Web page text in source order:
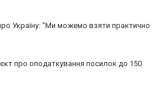
Україну: "Ми можемо взяти практично
про оподаткування посилок до 150